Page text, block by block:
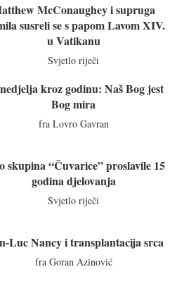
McConaughey i supruga
susreli se s papom Lavom XIV.
u Vatikanu
Svjetlo riječi
kroz godinu: Naš Bog jest
Bog mira
fra Lovro Gavran
skupina “Čuvarice” proslavile 15
godina djelovanja
Svjetlo riječi
Luc Nancy i transplantacija srca
fra Goran Azinović